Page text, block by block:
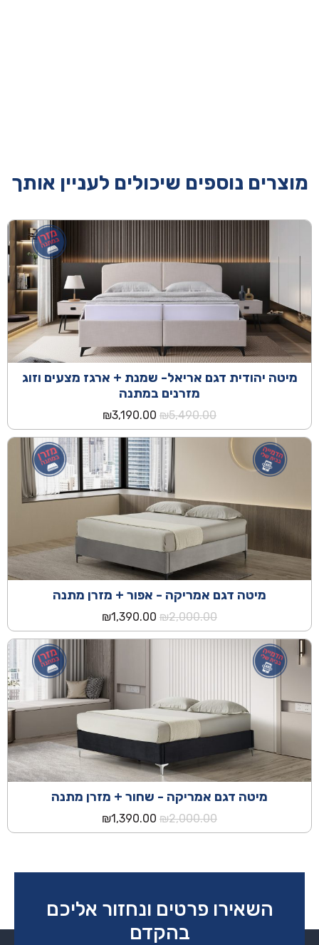
מוצרים נוספים שיכולים לעניין אותך
מיטה יהודית דגם אריאל- שמנת + ארגז מצעים וזוג
מזרנים במתנה
₪5,490.00
המחיר
המקורי
היה:
₪5,490.00.
₪3,190.00
הנוכחי
הוא:
₪3,190.00.
מיטה דגם אמריקה - אפור + מזרן מתנה
₪2,000.00
המחיר
המקורי
היה:
₪2,000.00.
₪1,390.00
הנוכחי
הוא:
₪1,390.00.
מיטה דגם אמריקה - שחור + מזרן מתנה
₪2,000.00
המחיר
המקורי
₪1,390.00
הנוכחי
השאירו פרטים ונחזור אליכם
בהקדם